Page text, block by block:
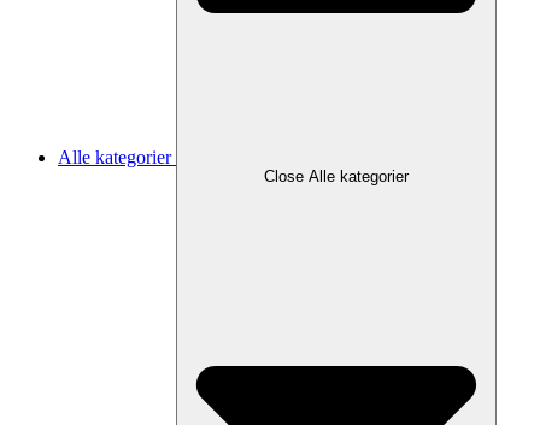
Alle kategorier
Close Alle kategorier